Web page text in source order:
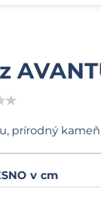
prírodný
v cm